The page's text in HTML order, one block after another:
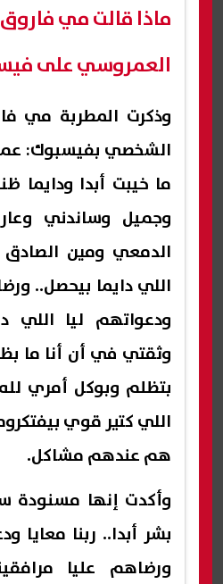
ماذا قالت مي
العمروسي على
وذكرت المطربة مي
الشخصي بفيسبوك:
ما خيبت أبدا ودايما
وجميل وساندني
الدمعي ومين
اللي دايما بيحصل..
ودعواتهم ليا اللي
وثقتي في أن أنا ما
بتظلم وبوكل أمري
اللي كتير قوي
هم عندهم مشاكل.
وأكدت إنها مسنودة
بشر أبدا.. ربنا معايا
ورضاهم عليا